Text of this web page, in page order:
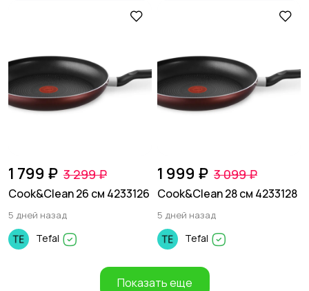
1 799 ₽ 3 299 ₽
Cook&Clean 26 см 4233126
5 дней назад
Tefal
1 999 ₽ 3 099 ₽
Cook&Clean 28 см 4233128
5 дней назад
Tefal
Показать еще